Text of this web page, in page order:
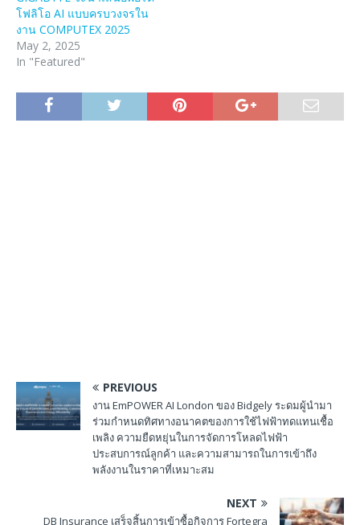
โฟลิโอ AI แบบครบวงจรใน
งาน COMPUTEX 2025
May 2, 2025
In "Featured"
PREVIOUS
งาน EmPOWER AI London ของ Bidgely ระดมผู้นำมา
ร่วมกำหนดทิศทางอนาคตของการใช้ไฟฟ้าทดแทนเชื้อ
เพลิง ความยืดหยุ่นในการจัดการโหลดไฟฟ้า
ประสบการณ์ลูกค้า และความสามารถในการเข้าถึง
พลังงานในราคาที่เหมาะสม
NEXT
DB Insurance เสร็จสิ้นการเข้าซื้อกิจการ Fortegra